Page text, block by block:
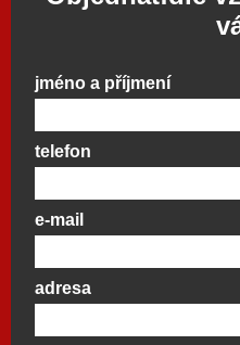
jméno a příjmení
telefon
e-mail
adresa